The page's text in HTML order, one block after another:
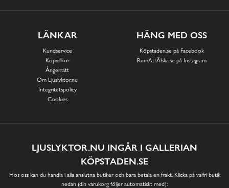
LÄNKAR
Kundservice
Köpvillkor
Ångerrätt
Om Ljuslyktor.nu
Integritetspolicy
Cookies
HÄNG MED OSS
Köpstaden.se på Facebook
RumAttÄlska.se på Instagram
LJUSLYKTOR.NU INGÅR I GALLERIAN
KÖPSTADEN.SE
Hos oss kan du handla i alla anslutna butiker och bara betala en frakt. Klicka på valfri butik
nedan (din varukorg följer automatiskt med):